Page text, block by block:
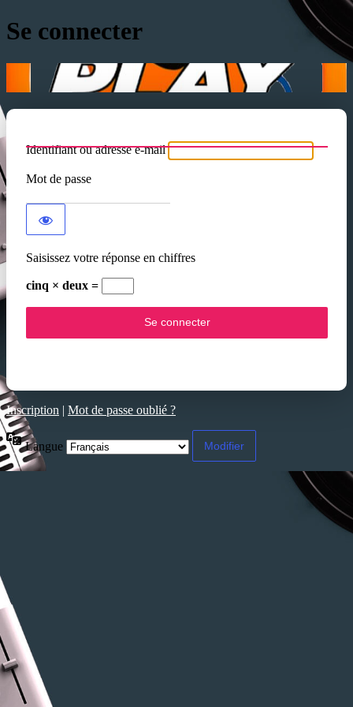
Se connecter
Identifiant ou adresse e-mail
Mot de passe
Saisissez votre réponse en chiffres
cinq × deux =
Inscription | Mot de passe oublié ?
Langue